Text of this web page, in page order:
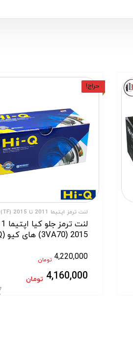
حراج!
لنت ترمز اپتیما 2011 تا 2015 (TF)
2015 (3VA70) های کیو (HiQ)
4,220,000 تومان
4,160,000 تومان